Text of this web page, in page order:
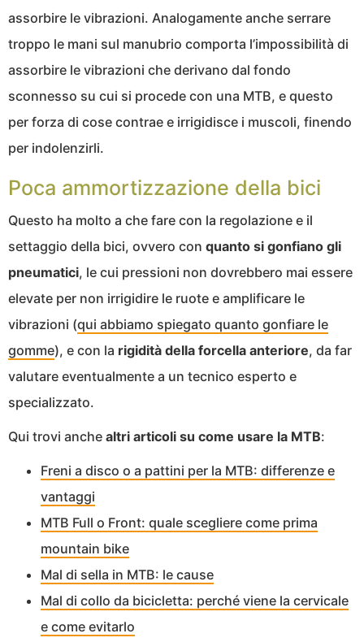
assorbire le vibrazioni. Analogamente anche serrare
troppo le mani sul manubrio comporta l’impossibilità di
assorbire le vibrazioni che derivano dal fondo
sconnesso su cui si procede con una MTB, e questo
per forza di cose contrae e irrigidisce i muscoli, finendo
per indolenzirli.
Poca ammortizzazione della bici
Questo ha molto a che fare con la regolazione e il
settaggio della bici, ovvero con quanto si gonfiano gli
pneumatici, le cui pressioni non dovrebbero mai essere
elevate per non irrigidire le ruote e amplificare le
vibrazioni (qui abbiamo spiegato quanto gonfiare le
gomme), e con la rigidità della forcella anteriore, da far
valutare eventualmente a un tecnico esperto e
specializzato.
Qui trovi anche altri articoli su come usare la MTB:
Freni a disco o a pattini per la MTB: differenze e
vantaggi
MTB Full o Front: quale scegliere come prima
mountain bike
Mal di sella in MTB: le cause
Mal di collo da bicicletta: perché viene la cervicale
e come evitarlo